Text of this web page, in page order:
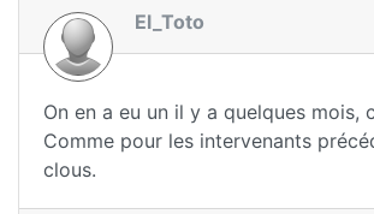
El_Toto
On en a eu un il y a quelques
Comme pour les intervenants
clous.